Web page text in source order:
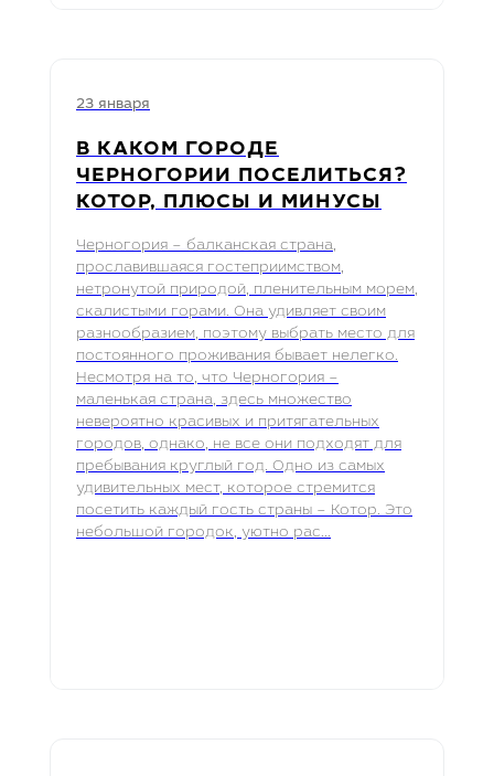
23 января
В КАКОМ ГОРОДЕ
ЧЕРНОГОРИИ ПОСЕЛИТЬСЯ?
КОТОР, ПЛЮСЫ И МИНУСЫ
Черногория – балканская страна,
прославившаяся гостеприимством,
нетронутой природой, пленительным морем,
скалистыми горами. Она удивляет своим
разнообразием, поэтому выбрать место для
постоянного проживания бывает нелегко.
Несмотря на то, что Черногория –
маленькая страна, здесь множество
невероятно красивых и притягательных
городов, однако, не все они подходят для
пребывания круглый год. Одно из самых
удивительных мест, которое стремится
посетить каждый гость страны – Котор. Это
небольшой городок, уютно рас...